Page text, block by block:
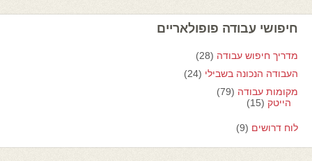
חיפושי עבודה פופולאריים
מדריך חיפוש עבודה (28)
העבודה הנכונה בשבילי (24)
מקומות עבודה (79)
הייטק (15)
לוח דרושים (9)